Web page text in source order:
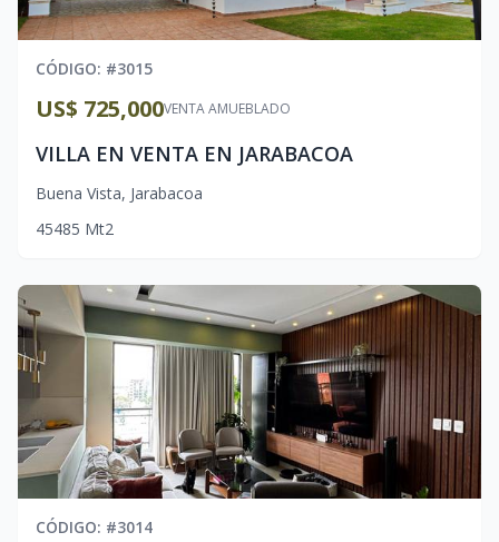
CÓDIGO: #3015
VENTA AMUEBLADO
US$ 725,000
VILLA EN VENTA EN JARABACOA
Buena Vista, Jarabacoa
45485 Mt2
CÓDIGO: #3014